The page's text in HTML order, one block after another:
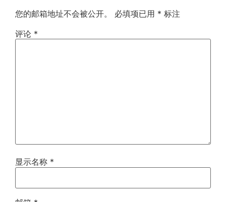
您的邮箱地址不会被公开。 必填项已用 * 标注
评论 *
显示名称 *